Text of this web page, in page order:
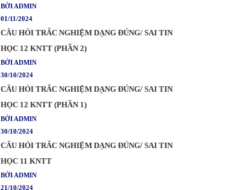
BỞI ADMIN
01/11/2024
CÂU HỎI TRẮC NGHIỆM DẠNG ĐÚNG/ SAI TIN
HỌC 12 KNTT (PHẦN 2)
BỞI ADMIN
30/10/2024
CÂU HỎI TRẮC NGHIỆM DẠNG ĐÚNG/ SAI TIN
HỌC 12 KNTT (PHẦN 1)
BỞI ADMIN
30/10/2024
CÂU HỎI TRẮC NGHIỆM DẠNG ĐÚNG/ SAI TIN
HỌC 11 KNTT
BỞI ADMIN
21/10/2024